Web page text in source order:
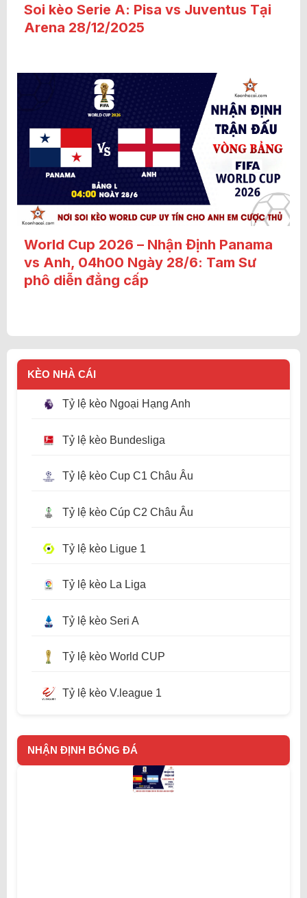
Soi kèo Serie A: Pisa vs Juventus Tại
Arena 28/12/2025
World Cup 2026 – Nhận Định Panama
vs Anh, 04h00 Ngày 28/6: Tam Sư
phô diễn đẳng cấp
KÈO NHÀ CÁI
Tỷ lệ kèo Ngoại Hạng Anh
Tỷ lệ kèo Bundesliga
Tỷ lệ kèo Cup C1 Châu Âu
Tỷ lệ kèo Cúp C2 Châu Âu
Tỷ lệ kèo Ligue 1
Tỷ lệ kèo La Liga
Tỷ lệ kèo Seri A
Tỷ lệ kèo World CUP
Tỷ lệ kèo V.league 1
NHẬN ĐỊNH BÓNG ĐÁ